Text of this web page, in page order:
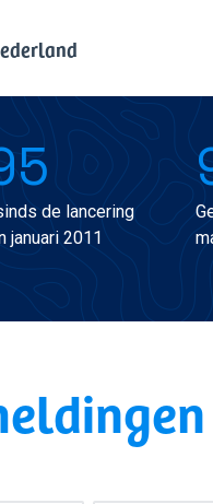
de lancering
januari 2011